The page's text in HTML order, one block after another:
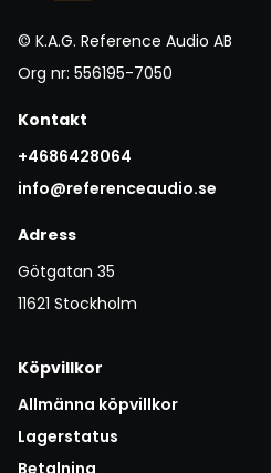
© K.A.G. Reference Audio AB
Org nr: 556195-7050
Kontakt
+4686428064
info@referenceaudio.se
Adress
Götgatan 35
11621 Stockholm
Köpvillkor
Allmänna köpvillkor
Lagerstatus
Betalning